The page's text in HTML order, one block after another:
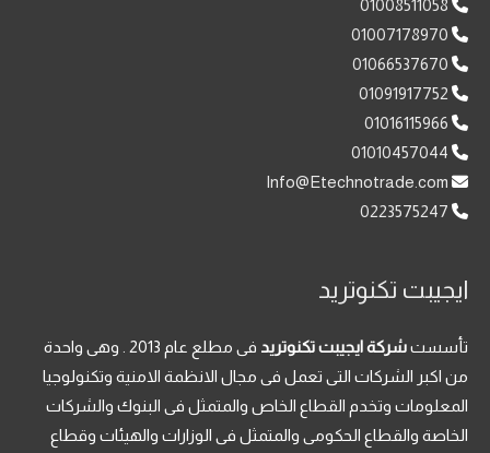
01008511058
01007178970
01066537670
01091917752
01016115966
01010457044
0223575247
ايجيبت تكنوتريد
تأسستشركة ايجيبت تكنوتريد
فى مطلع عام 2013 . وهى واحدة
من اكبر الشركات التى تعمل فى مجال الانظمة الامنية وتكنولوجيا
المعلومات وتخدم القطاع الخاص والمتمثل فى البنوك والشركات
الخاصة والقطاع الحكومى والمتمثل فى الوزارات والهيئات وقطاع